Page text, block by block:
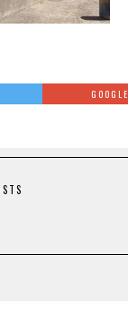
GOOGLE